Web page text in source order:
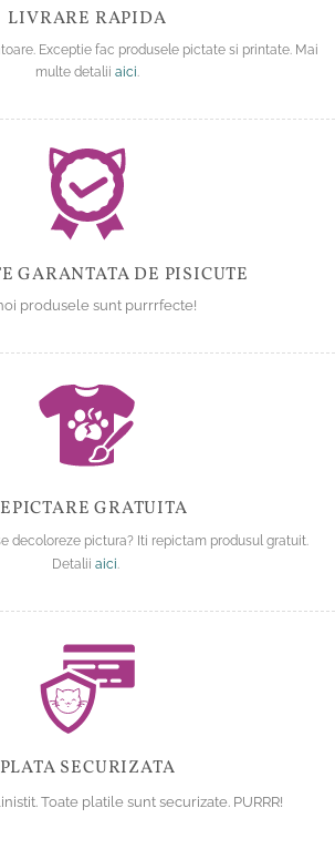
LIVRARE RAPIDA
Exceptie fac produsele pictate si printate. Mai
multe detalii aici.
GARANTATA DE PISICUTE
produsele sunt purrrfecte!
GRATUITA
decoloreze pictura? Iti repictam produsul gratuit.
Detalii aici
PLATA SECURIZATA
Toate platile sunt securizate. PURRR!